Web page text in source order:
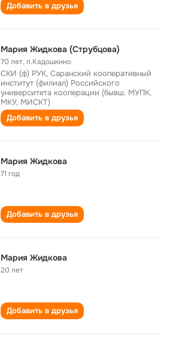
Добавить в друзья
Мария Жидкова (Струбцова)
70 лет,п.Кадошкино
СКИ (ф) РУК, Саранский кооперативный
институт (филиал) Российского
университета кооперации (бывш. МУПК,
МКУ, МИСКТ)
Добавить в друзья
Мария Жидкова
71 год
Добавить в друзья
Мария Жидкова
20 лет
Добавить в друзья